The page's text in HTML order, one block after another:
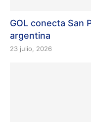
GOL conecta San
argentina
23 julio, 2026